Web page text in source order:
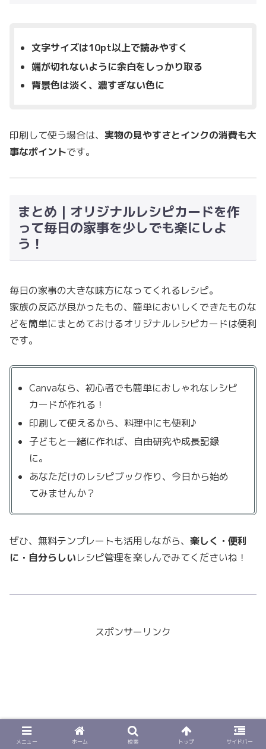
文字サイズは10pt以上で読みやすく
端が切れないように余白をしっかり取る
背景色は淡く、濃すぎない色に
印刷して使う場合は、 実物の見やすさとインクの消費も大
事なポイントです。
まとめ｜オリジナルレシピカードを作
って毎日の家事を少しでも楽にしよ
う！
毎日の家事の大きな味方になってくれるレシピ。
家族の反応が良かったもの、簡単においしくできたものな
どを簡単にまとめておけるオリジナルレシピカードは便利
です。
Canvaなら、初心者でも簡単におしゃれなレシピ
カードが作れる！
印刷して使えるから、料理中にも便利♪
子どもと一緒に作れば、自由研究や成長記録
に。
あなただけのレシピブック作り、今日から始め
てみませんか？
ぜひ、無料テンプレートも活用しながら、 楽しく・便利
に・自分らしいレシピ管理を楽しんでみてくださいね！
スポンサーリンク
メニュー ホーム 検索 トップ サイドバー